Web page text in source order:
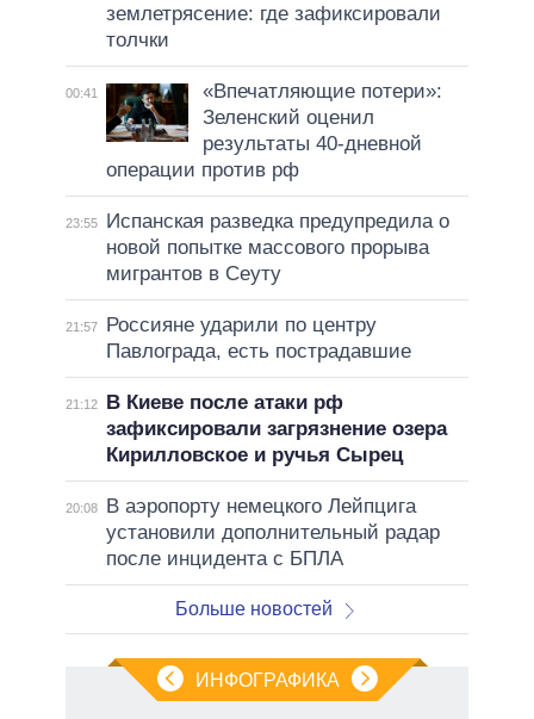
землетрясение: где зафиксировали
толчки
00:41
«Впечатляющие потери»:
Зеленский оценил
результаты 40-дневной
операции против рф
23:55
Испанская разведка предупредила о
новой попытке массового прорыва
мигрантов в Сеуту
21:57
Россияне ударили по центру
Павлограда, есть пострадавшие
21:12
В Киеве после атаки рф
зафиксировали загрязнение озера
Кирилловское и ручья Сырец
20:08
В аэропорту немецкого Лейпцига
установили дополнительный радар
после инцидента с БПЛА
Больше новостей
ИНФОГРАФИКА